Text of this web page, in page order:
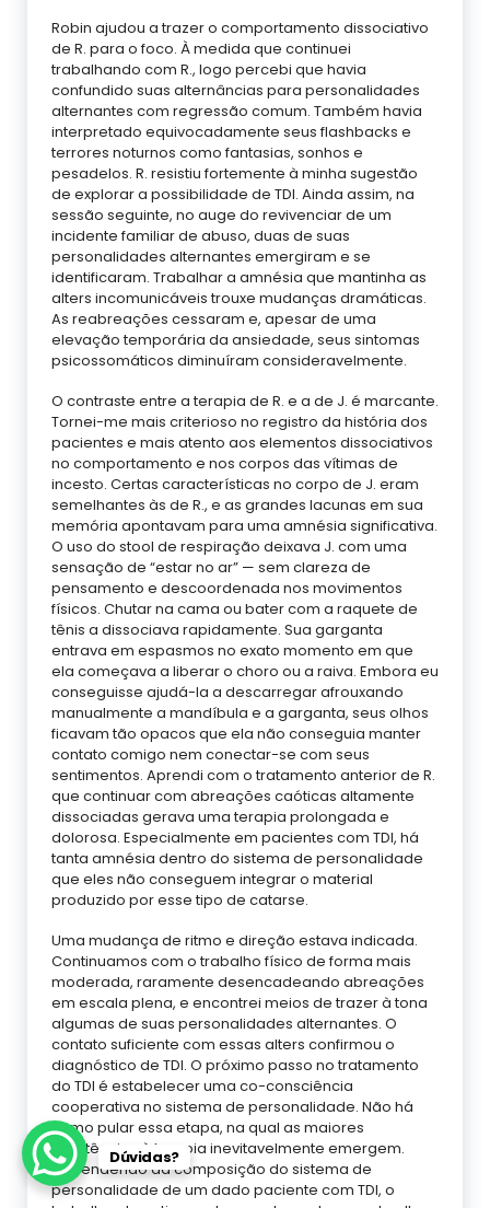
Robin ajudou a trazer o comportamento dissociativo
de R. para o foco. À medida que continuei
trabalhando com R., logo percebi que havia
confundido suas alternâncias para personalidades
alternantes com regressão comum. Também havia
interpretado equivocadamente seus flashbacks e
terrores noturnos como fantasias, sonhos e
pesadelos. R. resistiu fortemente à minha sugestão
de explorar a possibilidade de TDI. Ainda assim, na
sessão seguinte, no auge do revivenciar de um
incidente familiar de abuso, duas de suas
personalidades alternantes emergiram e se
identificaram. Trabalhar a amnésia que mantinha as
alters incomunicáveis trouxe mudanças dramáticas.
As reabreações cessaram e, apesar de uma
elevação temporária da ansiedade, seus sintomas
psicossomáticos diminuíram consideravelmente.
O contraste entre a terapia de R. e a de J. é marcante.
Tornei-me mais criterioso no registro da história dos
pacientes e mais atento aos elementos dissociativos
no comportamento e nos corpos das vítimas de
incesto. Certas características no corpo de J. eram
semelhantes às de R., e as grandes lacunas em sua
memória apontavam para uma amnésia significativa.
O uso do stool de respiração deixava J. com uma
sensação de “estar no ar” — sem clareza de
pensamento e descoordenada nos movimentos
físicos. Chutar na cama ou bater com a raquete de
tênis a dissociava rapidamente. Sua garganta
entrava em espasmos no exato momento em que
ela começava a liberar o choro ou a raiva. Embora eu
conseguisse ajudá-la a descarregar afrouxando
manualmente a mandíbula e a garganta, seus olhos
ficavam tão opacos que ela não conseguia manter
contato comigo nem conectar-se com seus
sentimentos. Aprendi com o tratamento anterior de R.
que continuar com abreações caóticas altamente
dissociadas gerava uma terapia prolongada e
dolorosa. Especialmente em pacientes com TDI, há
tanta amnésia dentro do sistema de personalidade
que eles não conseguem integrar o material
produzido por esse tipo de catarse.
Uma mudança de ritmo e direção estava indicada.
Continuamos com o trabalho físico de forma mais
moderada, raramente desencadeando abreações
em escala plena, e encontrei meios de trazer à tona
algumas de suas personalidades alternantes. O
contato suficiente com essas alters confirmou o
diagnóstico de TDI. O próximo passo no tratamento
do TDI é estabelecer uma co-consciência
cooperativa no sistema de personalidade. Não há
como pular essa etapa, na qual as maiores
resistências à terapia inevitavelmente emergem.
Dependendo da composição do sistema de
personalidade de um dado paciente com TDI, o
Dúvidas?